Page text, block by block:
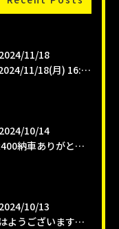
2024/11/18
■2024/11/18(月) 16:00pm
2024/10/14
SR400納車ありがとうございます😊
2024/10/13
おはようございます😊タイガーオートインスタクラブです🛵